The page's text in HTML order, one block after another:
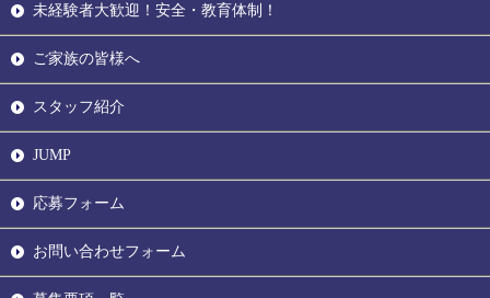
未経験者大歓迎！安全・教育体制！
ご家族の皆様へ
スタッフ紹介
JUMP
応募フォーム
お問い合わせフォーム